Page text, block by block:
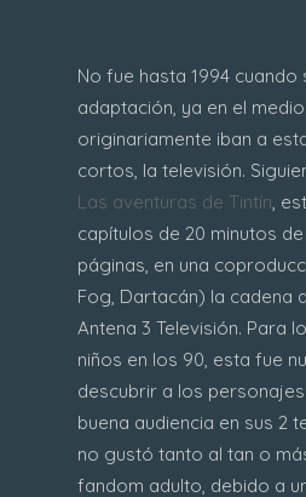
No fue hasta 1994 cuando
adaptación, ya en el
originariamente iban a
cortos, la televisión.
Las aventuras de Tintín,
capítulos de 20 minutos
páginas, en una
Fog, Dartacán) la cadena
Antena 3 Televisión. Para
niños en los 90, esta fue
descubrir a los
buena audiencia en sus 2
no gustó tanto al tan o
fandom adulto, debido a